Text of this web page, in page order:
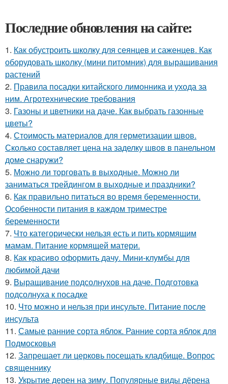
Последние обновления на сайте:
1. Как обустроить школку для сеянцев и саженцев. Как
оборудовать школку (мини питомник) для выращивания
растений
2. Правила посадки китайского лимонника и ухода за
ним. Агротехнические требования
3. Газоны и цветники на даче. Как выбрать газонные
цветы?
4. Стоимость материалов для герметизации швов.
Сколько составляет цена на заделку швов в панельном
доме снаружи?
5. Можно ли торговать в выходные. Можно ли
заниматься трейдингом в выходные и праздники?
6. Как правильно питаться во время беременности.
Особенности питания в каждом триместре
беременности
7. Что категорически нельзя есть и пить кормящим
мамам. Питание кормящей матери.
8. Как красиво оформить дачу. Мини-клумбы для
любимой дачи
9. Выращивание подсолнухов на даче. Подготовка
подсолнуха к посадке
10. Что можно и нельзя при инсульте. Питание после
инсульта
11. Самые ранние сорта яблок. Ранние сорта яблок для
Подмосковья
12. Запрещает ли церковь посещать кладбище. Вопрос
священнику
13. Укрытие дерен на зиму. Популярные виды дёрена